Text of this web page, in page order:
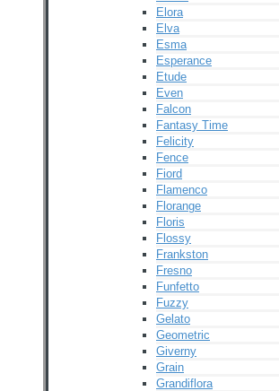
Elora
Elva
Esma
Esperance
Etude
Even
Falcon
Fantasy Time
Felicity
Fence
Fiord
Flamenco
Florange
Floris
Flossy
Frankston
Fresno
Funfetto
Fuzzy
Gelato
Geometric
Giverny
Grain
Grandiflora